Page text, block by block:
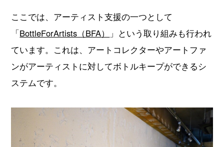
ここでは、アーティスト支援の一つとして
「BottleForArtists（BFA）
」という取り組みも行われ
ています。これは、アートコレクターやアートファ
ンがアーティストに対してボトルキープができるシ
ステムです。